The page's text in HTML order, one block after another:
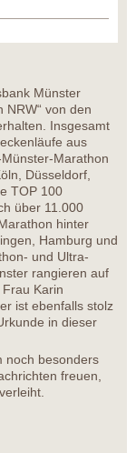
Münster
NRW“ von den
Insgesamt
aus
Marathon
Düsseldorf,
TOP 100
über 11.000
hinter
Hamburg und
und Ultra-
rangieren auf
Karin
ist ebenfalls stolz
in dieser
noch besonders
freuen,